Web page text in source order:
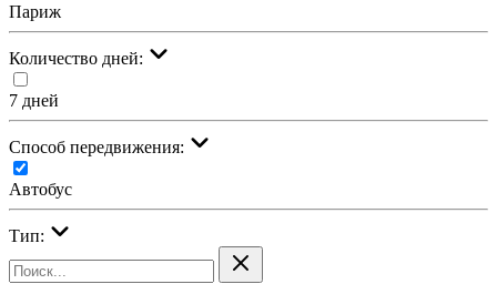
Париж
Количество дней:
7 дней
Cпособ передвижения:
Автобус
Тип: